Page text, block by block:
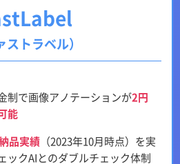
ストラベル）
制で画像アノテーションが2円
能
品実績 （2023年10月時点）を実
ックAIとのダブルチェック体制